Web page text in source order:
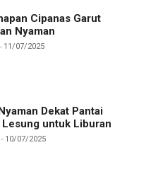
Cipanas Garut
Nyaman
11/07/2025
Dekat Pantai
Lesung untuk Liburan
10/07/2025